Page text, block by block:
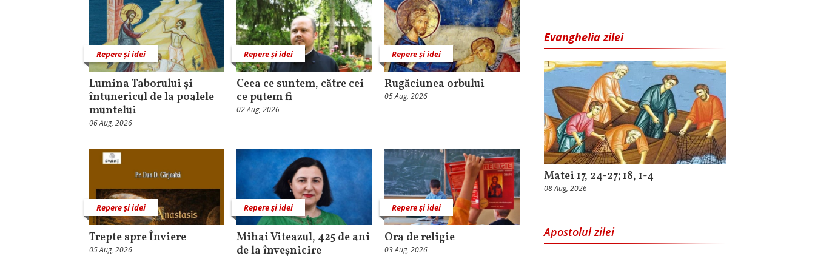
Repere și idei
Lumina Taborului și
întunericul de la poalele
muntelui
06 Aug, 2026
Repere și idei
Ceea ce suntem, către cei
ce putem fi
02 Aug, 2026
Repere și idei
Rugăciunea orbului
05 Aug, 2026
Repere și idei
Trepte spre Înviere
05 Aug, 2026
Repere și idei
Mihai Viteazul, 425 de ani
de la înveșnicire
Repere și idei
Ora de religie
03 Aug, 2026
Evanghelia zilei
Matei 17, 24-27; 18, 1-4
08 Aug, 2026
Apostolul zilei